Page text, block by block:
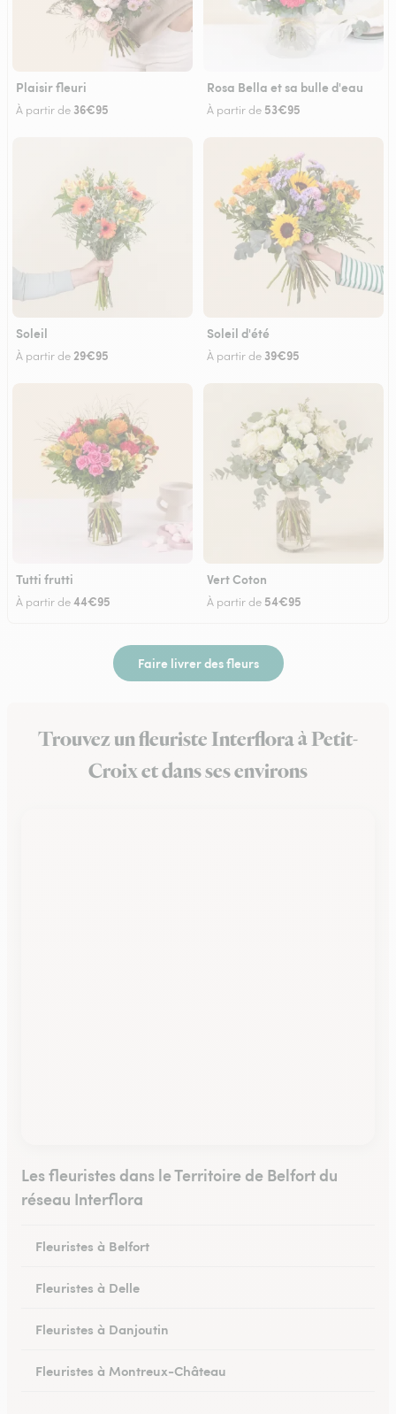
Plaisir fleuri
À partir de 36€95
Rosa Bella et sa bulle d'eau
À partir de 53€95
Soleil
À partir de 29€95
Soleil d'été
À partir de 39€95
Tutti frutti
À partir de44€95
Vert Coton
À partir de 54€95
Faire livrer des fleurs
Trouvez un fleuriste Interflora à Petit-
Croix et dans ses environs
Les fleuristes dans le Territoire de Belfort du
réseau Interflora
Fleuristes à Belfort
Fleuristes à Delle
Fleuristes à Danjoutin
Fleuristes à Montreux-Château